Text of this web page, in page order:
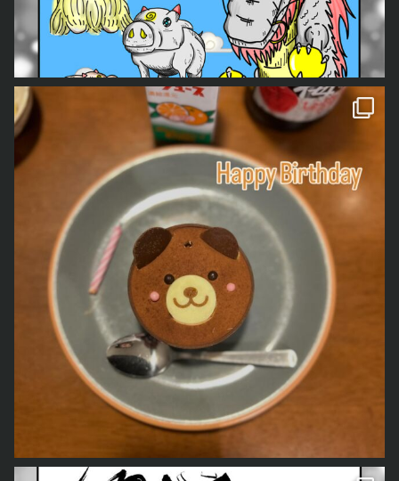
今年もくろべぇ、あおごろ
ともどもよろしくお願いします。 「どう
をご紹介しました。 今回は、今住んでいる土地の神様「も